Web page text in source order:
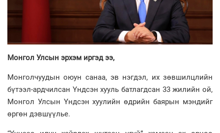
Монгол Улсын эрхэм иргэд ээ,
Монголчуудын оюун санаа, эв нэгдэл, их зөвшилцлийн
бүтээл-ардчилсан Үндсэн хууль батлагдсан 33 жилийн ой,
Монгол Улсын Үндсэн хуулийн өдрийн баярын мэндийг
өргөн дэвшүүлье.